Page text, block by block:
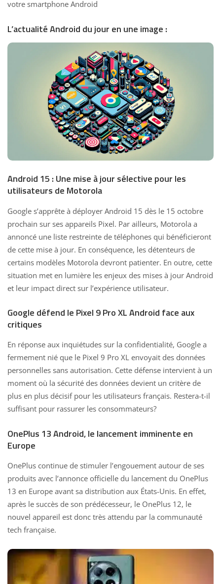
votre smartphone Android
L’actualité Android du jour en une image :
Android 15 : Une mise à jour sélective pour les
utilisateurs de Motorola
Google s’apprête à déployer Android 15 dès le 15 octobre
prochain sur ses appareils Pixel. Par ailleurs, Motorola a
annoncé une liste restreinte de téléphones qui bénéficieront
de cette mise à jour. En conséquence, les détenteurs de
certains modèles Motorola devront patienter. En outre, cette
situation met en lumière les enjeux des mises à jour Android
et leur impact direct sur l’expérience utilisateur.
Google défend le Pixel 9 Pro XL Android face aux
critiques
En réponse aux inquiétudes sur la confidentialité, Google a
fermement nié que le Pixel 9 Pro XL envoyait des données
personnelles sans autorisation. Cette défense intervient à un
moment où la sécurité des données devient un critère de
plus en plus décisif pour les utilisateurs français. Restera-t-il
suffisant pour rassurer les consommateurs?
OnePlus 13 Android, le lancement imminente en
Europe
OnePlus continue de stimuler l’engouement autour de ses
produits avec l’annonce officielle du lancement du OnePlus
13 en Europe avant sa distribution aux États-Unis. En effet,
après le succès de son prédécesseur, le OnePlus 12, le
nouvel appareil est donc très attendu par la communauté
tech française.